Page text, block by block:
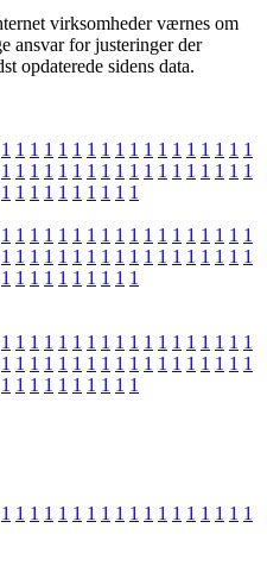
virksomheder værnes om
ansvar for justeringer der
opdaterede sidens data.
1 1 1 1 1 1 1 1 1 1 1 1 1 1 1 1 1 1
1 1 1 1 1 1 1 1 1 1 1 1 1 1 1 1 1 1
1 1 1 1 1 1 1 1 1 1
1 1 1 1 1 1 1 1 1 1 1 1 1 1 1 1 1 1
1 1 1 1 1 1 1 1 1 1 1 1 1 1 1 1 1 1
1 1 1 1 1 1 1 1 1 1
1 1 1 1 1 1 1 1 1 1 1 1 1 1 1 1 1 1
1 1 1 1 1 1 1 1 1 1 1 1 1 1 1 1 1 1
1 1 1 1 1 1 1 1 1 1
1 1 1 1 1 1 1 1 1 1 1 1 1 1 1 1 1 1